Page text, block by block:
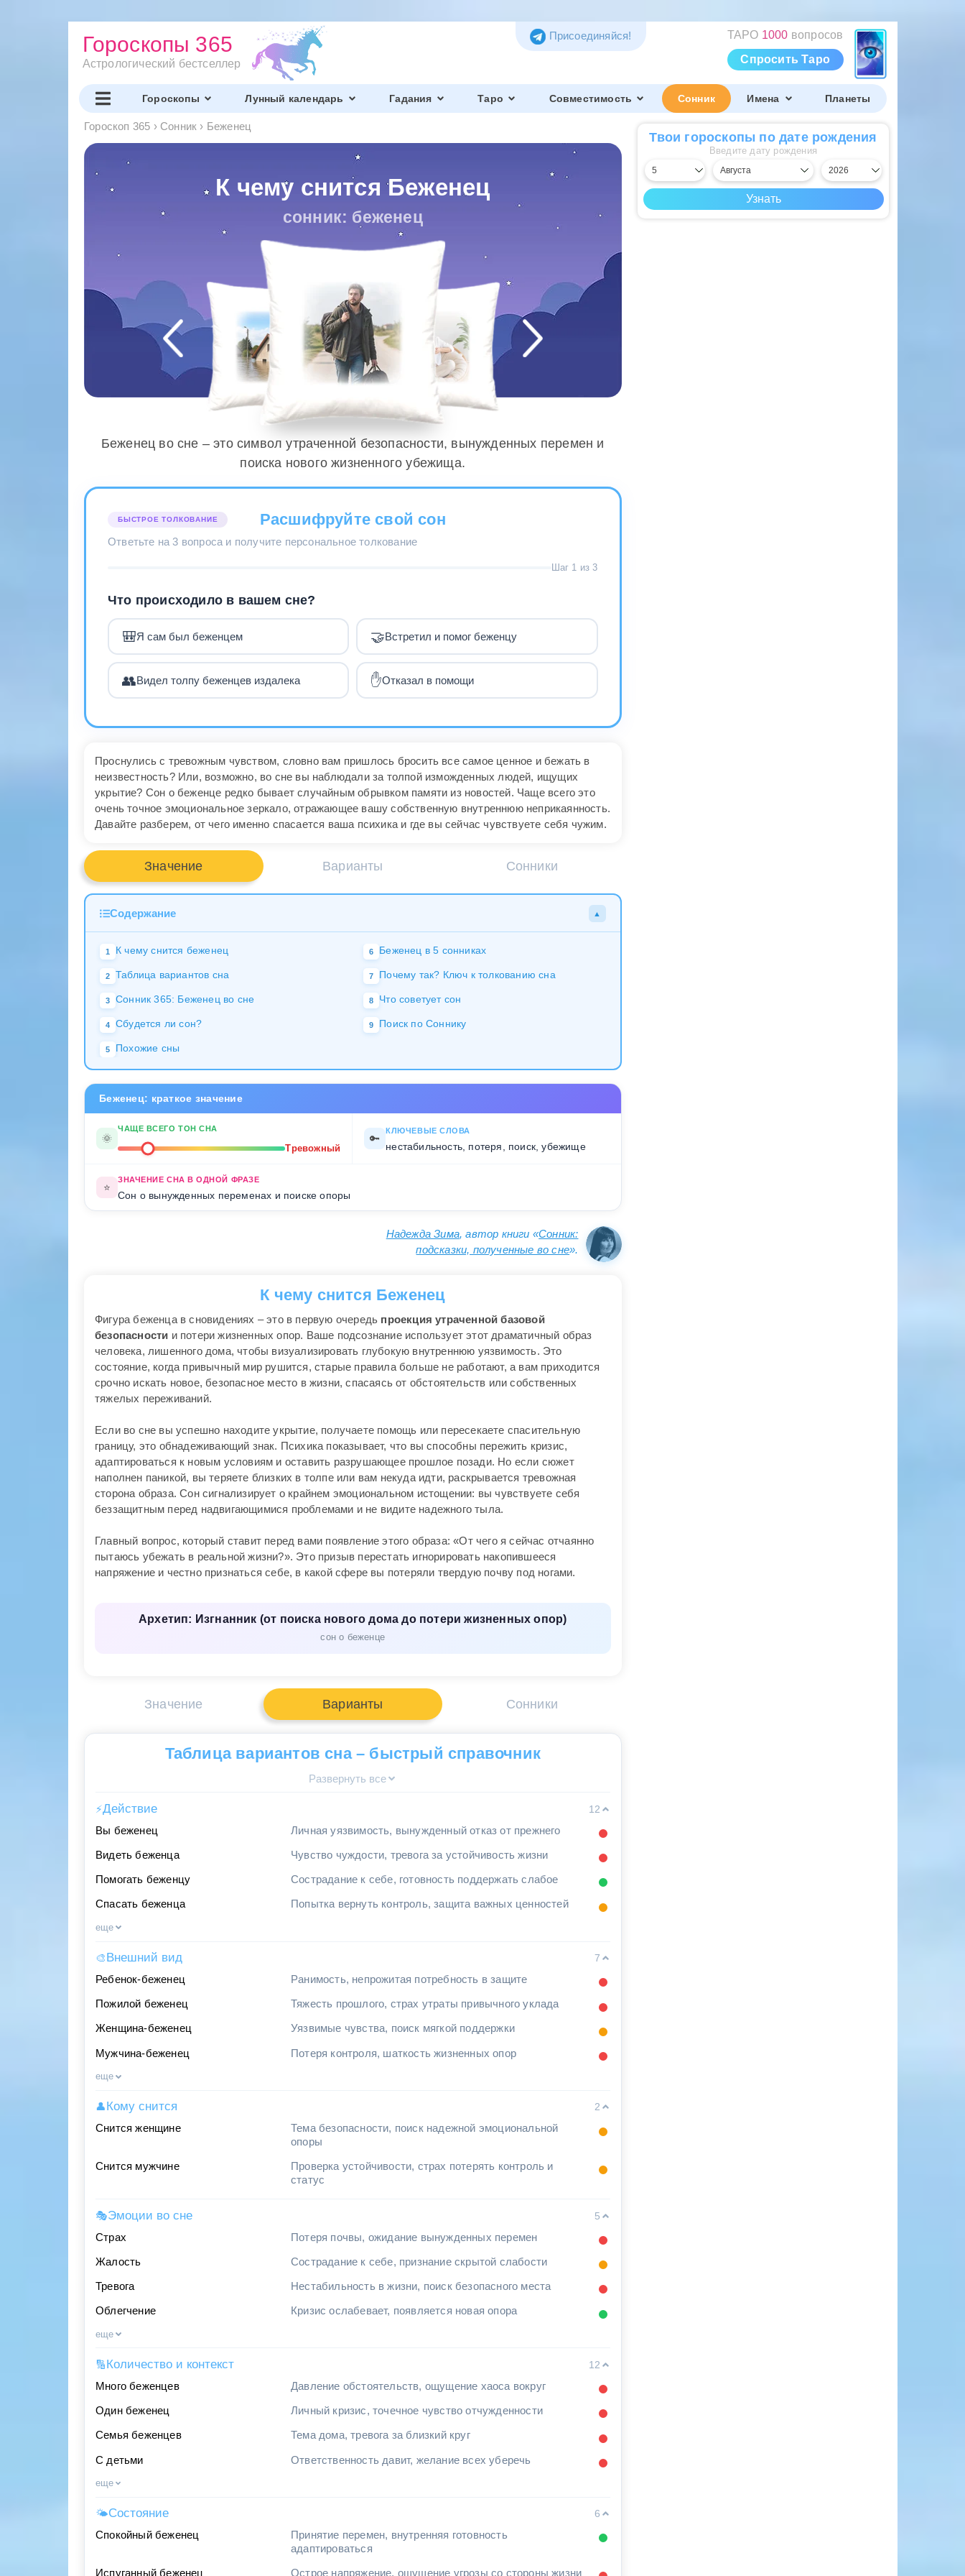
Гороскопы 365
Астрологический бестселлер
ТАРО 1000 вопросов
Спросить Таро
Присоединяйся!
Гороскопы Лунный календарь Гадания Таро Совместимость Сонник Имена Планеты
Гороскоп 365 › Сонник › Беженец
К чему снится Беженец
сонник: беженец
Беженец во сне – это символ утраченной безопасности, вынужденных перемен и
поиска нового жизненного убежища.
БЫСТРОЕ ТОЛКОВАНИЕ Расшифруйте свой сон
Ответьте на 3 вопроса и получите персональное толкование
Шаг 1 из 3
Что происходило в вашем сне?
🎒Я сам был беженцем 🤝Встретил и помог беженцу
👥Видел толпу беженцев издалека ✋Отказал в помощи
Проснулись с тревожным чувством, словно вам пришлось бросить все самое ценное и бежать в
неизвестность? Или, возможно, во сне вы наблюдали за толпой изможденных людей, ищущих
укрытие? Сон о беженце редко бывает случайным обрывком памяти из новостей. Чаще всего это
очень точное эмоциональное зеркало, отражающее вашу собственную внутреннюю неприкаянность.
Давайте разберем, от чего именно спасается ваша психика и где вы сейчас чувствуете себя чужим.
Значение Варианты Сонники
Содержание ▲
1 К чему снится беженец
2 Таблица вариантов сна
3 Сонник 365: Беженец во сне
4 Сбудется ли сон?
5 Похожие сны
6 Беженец в 5 сонниках
7 Почему так? Ключ к толкованию сна
8 Что советует сон
9 Поиск по Соннику
Беженец: краткое значение
🌞
ЧАЩЕ ВСЕГО ТОН СНА
Тревожный
🔑
КЛЮЧЕВЫЕ СЛОВА
нестабильность, потеря, поиск, убежище
⭐
ЗНАЧЕНИЕ СНА В ОДНОЙ ФРАЗЕ
Сон о вынужденных переменах и поиске опоры
Надежда Зима, автор книги «Сонник:
подсказки, полученные во сне».
К чему снится Беженец
Фигура беженца в сновидениях – это в первую очередь проекция утраченной базовой
безопасности и потери жизненных опор. Ваше подсознание использует этот драматичный образ
человека, лишенного дома, чтобы визуализировать глубокую внутреннюю уязвимость. Это
состояние, когда привычный мир рушится, старые правила больше не работают, а вам приходится
срочно искать новое, безопасное место в жизни, спасаясь от обстоятельств или собственных
тяжелых переживаний.
Если во сне вы успешно находите укрытие, получаете помощь или пересекаете спасительную
границу, это обнадеживающий знак. Психика показывает, что вы способны пережить кризис,
адаптироваться к новым условиям и оставить разрушающее прошлое позади. Но если сюжет
наполнен паникой, вы теряете близких в толпе или вам некуда идти, раскрывается тревожная
сторона образа. Сон сигнализирует о крайнем эмоциональном истощении: вы чувствуете себя
беззащитным перед надвигающимися проблемами и не видите надежного тыла.
Главный вопрос, который ставит перед вами появление этого образа: «От чего я сейчас отчаянно
пытаюсь убежать в реальной жизни?». Это призыв перестать игнорировать накопившееся
напряжение и честно признаться себе, в какой сфере вы потеряли твердую почву под ногами.
Архетип: Изгнанник (от поиска нового дома до потери жизненных опор)
сон о беженце
Значение Варианты Сонники
Таблица вариантов сна – быстрый справочник
Развернуть все
⚡Действие
12
Вы беженец
Личная уязвимость, вынужденный отказ от прежнего
Видеть беженца Чувство чуждости, тревога за устойчивость жизни
Помогать беженцу Сострадание к себе, готовность поддержать слабое
Спасать беженца Попытка вернуть контроль, защита важных ценностей
еще
🎨 Внешний вид
7
Ребенок-беженец
Ранимость, непрожитая потребность в защите
Пожилой беженец Тяжесть прошлого, страх утраты привычного уклада
Женщина-беженец Уязвимые чувства, поиск мягкой поддержки
Мужчина-беженец Потеря контроля, шаткость жизненных опор
еще
👤 Кому снится
2
Снится женщине
Тема безопасности, поиск надежной эмоциональной
опоры
Снится мужчине
Проверка устойчивости, страх потерять контроль и
статус
🎭Эмоции во сне
5
Страх
Потеря почвы, ожидание вынужденных перемен
Жалость Сострадание к себе, признание скрытой слабости
Тревога Нестабильность в жизни, поиск безопасного места
Облегчение Кризис ослабевает, появляется новая опора
еще
🔢Количество и контекст
12
Много беженцев
Давление обстоятельств, ощущение хаоса вокруг
Один беженец Личный кризис, точечное чувство отчужденности
Семья беженцев Тема дома, тревога за близкий круг
С детьми Ответственность давит, желание всех уберечь
еще
🌤Состояние
6
Спокойный беженец
Принятие перемен, внутренняя готовность
адаптироваться
Испуганный беженец Острое напряжение, ощущение угрозы со стороны жизни
Твои гороскопы по дате рождения
Введите дату рождения